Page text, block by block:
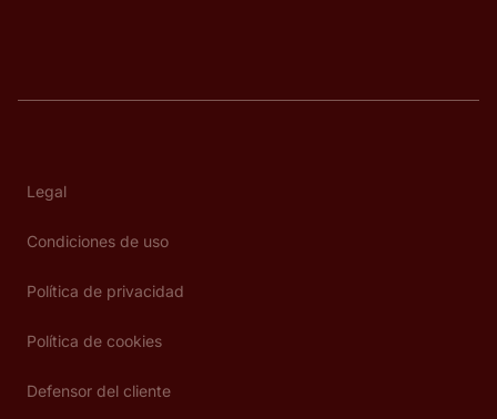
Legal
Condiciones de uso
Política de privacidad
Política de cookies
Defensor del cliente